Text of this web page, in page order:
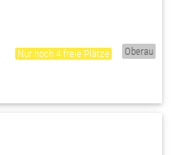
Nur noch 4 freie Plätze Oberau